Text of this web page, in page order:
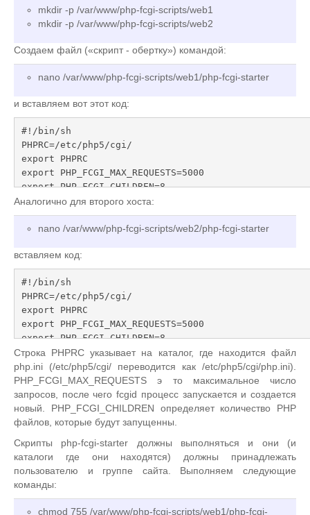
mkdir -p /var/www/php-fcgi-scripts/web1
mkdir -p /var/www/php-fcgi-scripts/web2
Создаем файл («скрипт - обертку») командой:
nano /var/www/php-fcgi-scripts/web1/php-fcgi-starter
и вставляем вот этот код:
#!/bin/sh
PHPRC=/etc/php5/cgi/
export PHPRC
export PHP_FCGI_MAX_REQUESTS=5000
export PHP_FCGI_CHILDREN=8
exec /usr/lib/cgi-bin/php
Аналогично для второго хоста:
nano /var/www/php-fcgi-scripts/web2/php-fcgi-starter
вставляем код:
#!/bin/sh
PHPRC=/etc/php5/cgi/
export PHPRC
export PHP_FCGI_MAX_REQUESTS=5000
export PHP_FCGI_CHILDREN=8
exec /usr/lib/cgi-bin/php
Строка PHPRC указывает на каталог, где находится файл
php.ini (/etc/php5/cgi/ переводится как /etc/php5/cgi/php.ini).
PHP_FCGI_MAX_REQUESTS э то максимальное число
запросов, после чего fcgid процесс запускается и создается
новый. PHP_FCGI_CHILDREN определяет количество PHP
файлов, которые будут запущенны.
Скрипты php-fcgi-starter должны выполняться и они (и
каталоги где они находятся) должны принадлежать
пользователю и группе сайта. Выполняем следующие
команды:
chmod 755 /var/www/php-fcgi-scripts/web1/php-fcgi-